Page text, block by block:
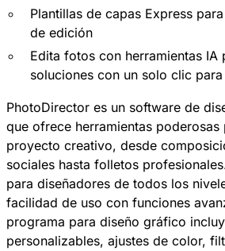
Plantillas de capas Express
de edición
Edita fotos con herramientas IA
soluciones con un solo clic
PhotoDirector es un software de
que ofrece herramientas poderosas
proyecto creativo, desde
sociales hasta folletos
para diseñadores de todos los
facilidad de uso con funciones
programa para diseño gráfico
personalizables, ajustes de color,